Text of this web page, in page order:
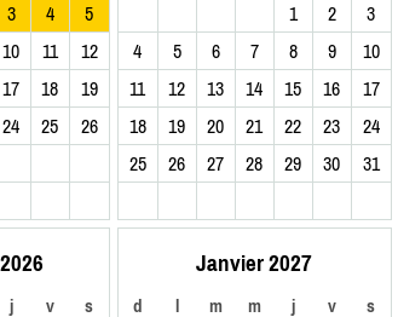
3 4
5
10 11
12
17 18
19
24 25
26
1 2
3
4
5 6 7 8 9
10
11
12 13 14 15 16
17
18
19 20 21 22 23
24
25
26 27 28 29 30 31
j v s
Janvier 2027
d l m m j v s